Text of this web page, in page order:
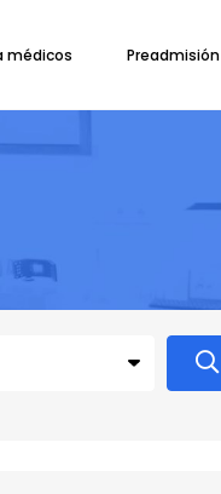
médicos Preadmisión